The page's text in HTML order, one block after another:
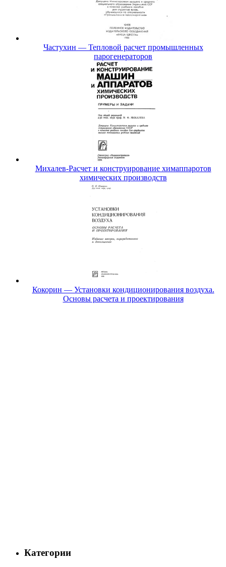
Частухин — Тепловой расчет промышленных
парогенераторов
Михалев-Расчет и конструирование химаппаротов
химических производств
Кокорин — Установки кондиционирования воздуха.
Основы расчета и проектирования
Категории